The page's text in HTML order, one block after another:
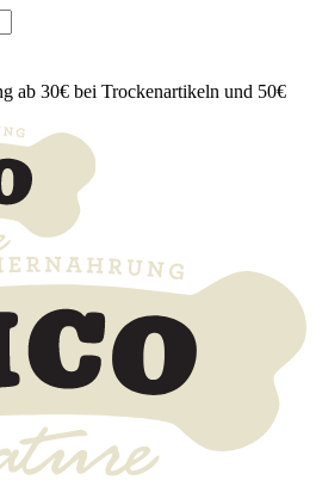
ab 30€ bei Trockenartikeln und 50€